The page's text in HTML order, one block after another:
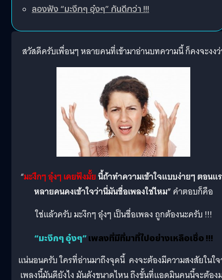
ลองฟัง “มะงึกๆ อุ๋งๆ” กันดีกว่า !!!
สวัสดีครับเพื่อนๆ หลายคนที่เข้ามาอ่านบทความนี้ ก็คงจะงง
“มะงึกๆ อุ๋งๆ เคยฟังมั้ยนี้ถ้าทำความเข้าใจแบบง่ายๆ ตอนแ
หลายคนคงเข้าใจว่านี่มันชื่อเพลงใช่ไหม” คำตอบก็คือ
ใช่แล้วครับ มะงึกๆ อุ๋งๆ เป็นชื่อเพลง ถูกต้องนะครับ !!!
“มะงึกๆ อุ๋งๆ”เพลงที่มีที่มาที่ไปอย่างเหลือเชื่อ !!!
แน่นอนครับ ใครที่อ่านมาถึงจุดนี้ คงจะต้องมีความสงสัยในใจ
เพลงนี้มันดียังไง มันดังขนาดไหน ถึงขั้นที่แอดมินคนนี้จะต้อง